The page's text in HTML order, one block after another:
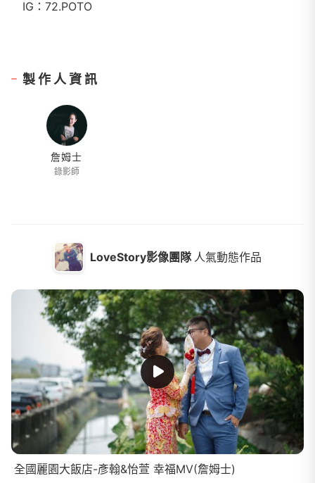
IG：72.POTO
製作人資訊
詹姆士
錄影師
LoveStory影像團隊 人氣動態作品
全國麗園大飯店-彥翰&怡萱 幸福MV(詹姆士)